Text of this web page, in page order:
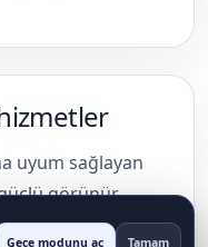
uyum sağlayan
görünür.
Gece modunu aç Tamam